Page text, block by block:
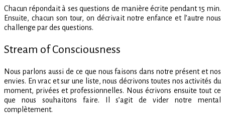
Chacun répondait à ses questions de manière écrite pendant 15 min.
Ensuite, chacun son tour, on décrivait notre enfance et l’autre nous
challenge par des questions.
Stream of Consciousness
Nous parlons aussi de ce que nous faisons dans notre présent et nos
envies. En vrac et sur une liste, nous décrivons toutes nos activités du
moment, privées et professionnelles. Nous écrivons ensuite tout ce
que nous souhaitons faire. Il s’agit de vider notre mental
complètement.